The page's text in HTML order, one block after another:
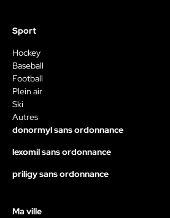
Sport
Hockey
Baseball
Football
Plein air
Ski
Autres
donormyl sans ordonnance
lexomil sans ordonnance
priligy sans ordonnance
Ma ville